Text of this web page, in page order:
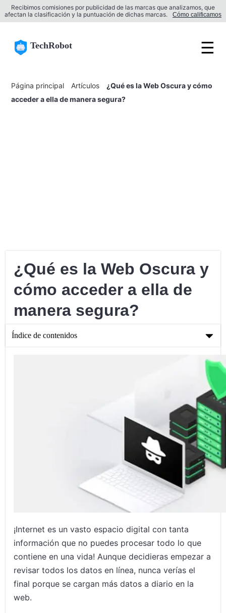
Recibimos comisiones por publicidad de las marcas que analizamos, que
afectan la clasificación y la puntuación de dichas marcas.
Cómo calificamos
TechRobot ☰
Página principal Artículos
¿Qué es la Web Oscura y cómo
acceder a ella de manera segura?
¿Qué es la Web Oscura y
cómo acceder a ella de
manera segura?
Índice de contenidos
La mejor VPN para acceder a la Dark Web de forma segura
¡Internet es un vasto espacio digital con tanta
información que no puedes procesar todo lo que
contiene en una vida! Aunque decidieras empezar a
revisar todos los datos en línea, nunca verías el
final porque se cargan más datos a diario en la
web.